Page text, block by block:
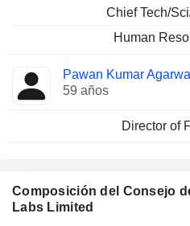
Chief Tech/
Human
Pawan Kumar Agarwal
59 años
Director of
Composición del Consejo
Labs Limited